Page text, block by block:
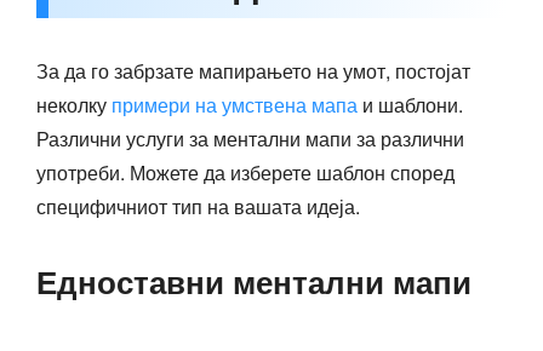
За да го забрзате мапирањето на умот, постојат
неколку примери на умствена мапа и шаблони.
Различни услуги за ментални мапи за различни
употреби. Можете да изберете шаблон според
специфичниот тип на вашата идеја.
Едноставни ментални мапи